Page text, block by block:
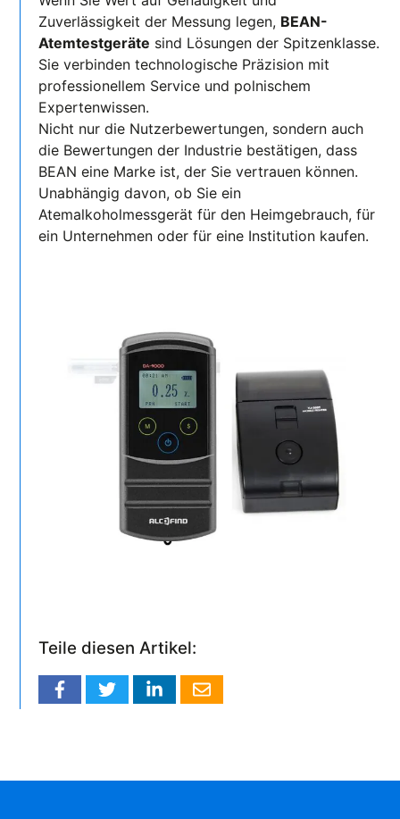
Zuverlässigkeit der Messung legen, BEAN-
Atemtestgeräte sind Lösungen der Spitzenklasse.
Sie verbinden technologische Präzision mit
professionellem Service und polnischem
Expertenwissen.
Nicht nur die Nutzerbewertungen, sondern auch
die Bewertungen der Industrie bestätigen, dass
BEAN eine Marke ist, der Sie vertrauen können.
Unabhängig davon, ob Sie ein
Atemalkoholmessgerät für den Heimgebrauch, für
ein Unternehmen oder für eine Institution kaufen.
Teile diesen Artikel: